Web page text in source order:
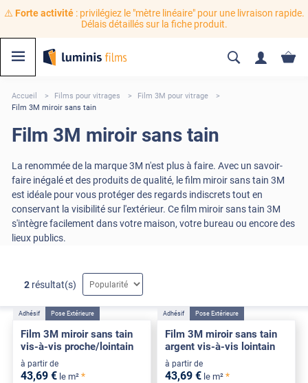
⚠️ Forte activité: privilégiez le "mètre linéaire" pour une livraison rapide.
Délais détaillés sur la fiche produit.
Accueil Films pour vitrages
Film 3M pour vitrage
Film 3M miroir sans tain
Film 3M miroir sans tain
La renommée de la marque 3M n'est plus à faire. Avec un savoir-
faire inégalé et des produits de qualité, le film miroir sans tain 3M
est idéale pour vous protéger des regards indiscrets tout en
conservant la visibilité sur l'extérieur. Ce film miroir sans tain 3M
s'intègre facilement dans votre maison, votre bureau ou encore des
lieux publics.
2 résultat(s)
Adhésif Pose Extérieure
Film 3M miroir sans tain
vis-à-vis proche/lointain
à partir de
43,69 € le m² *
Adhésif Pose Extérieure
Film 3M miroir sans tain
argent vis-à-vis lointain
à partir de
43,69 € le m² *